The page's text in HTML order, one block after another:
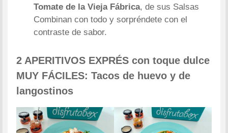
Tomate de la Vieja Fábrica, de sus Salsas
Combinan con todo y sorpréndete con el
contraste de sabor.
2 APERITIVOS EXPRÉS con toque dulce
MUY FÁCILES: Tacos de huevo y de
langostinos